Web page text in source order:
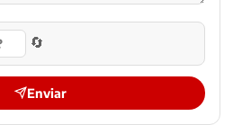
🔄
Enviar